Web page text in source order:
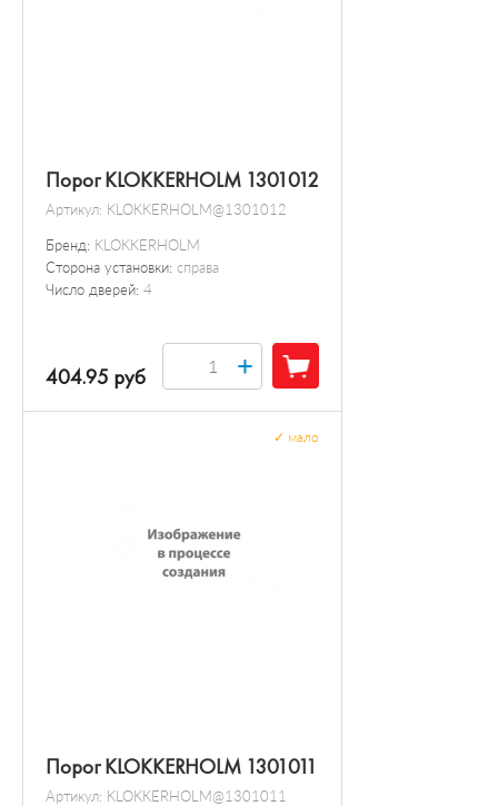
Порог KLOKKERHOLM 1301012
Артикул: KLOKKERHOLM@1301012
Бренд: KLOKKERHOLM
Сторона установки: справа
Число дверей: 4
404.95 руб +
Порог KLOKKERHOLM 1301011
Артикул: KLOKKERHOLM@1301011
мало